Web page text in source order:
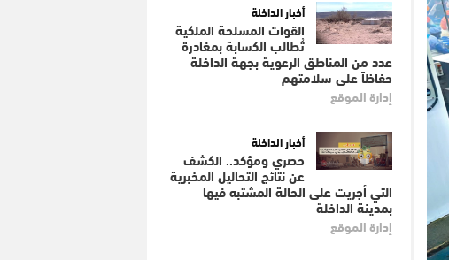
أخبار الداخلة
القوات المسلحة الملكية
تُطالب الكسابة بمغادرة
عدد من المناطق الرعوية بجهة الداخلة
حفاظاً على سلامتهم
إدارة الموقع
أخبار الداخلة
حصري ومؤكد.. الكشف
عن نتائج التحاليل المخبرية
التي أجريت على الحالة المشتبه فيها
بمدينة الداخلة
إدارة الموقع